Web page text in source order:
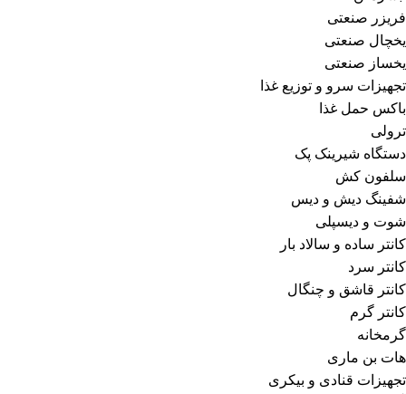
فریزر صنعتی
یخچال صنعتی
یخساز صنعتی
تجهیزات سرو و توزیع غذا
باکس حمل غذا
ترولی
دستگاه شیرینک پک
سلفون کش
شفینگ دیش و دیس
شوت و دیسپلی
کانتر ساده و سالاد بار
کانتر سرد
کانتر قاشق و چنگال
کانتر گرم
گرمخانه
هات بن ماری
تجهیزات قنادی و بیکری